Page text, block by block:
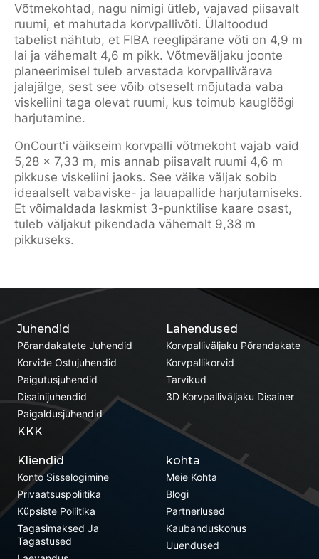
Võtmekohtad, nagu nimigi ütleb, vajavad piisavalt
ruumi, et mahutada korvpallivõti. Ülaltoodud
tabelist nähtub, et FIBA reeglipärane võti on 4,9 m
lai ja vähemalt 4,6 m pikk. Võtmeväljaku joonte
planeerimisel tuleb arvestada korvpallivärava
jalajälge, sest see võib otseselt mõjutada vaba
viskeliini taga olevat ruumi, kus toimub kauglöögi
harjutamine.
OnCourt'i väikseim korvpalli võtmekoht vajab vaid
5,28 x 7,33 m, mis annab piisavalt ruumi 4,6 m
pikkuse viskeliini jaoks. See väike väljak sobib
ideaalselt vabaviske- ja lauapallide harjutamiseks.
Et võimaldada laskmist 3-punktilise kaare osast,
tuleb väljakut pikendada vähemalt 9,38 m
pikkuseks.
Lahendused
Korvpalliväljaku Põrandakate
Korvpallikorvid
Tarvikud
3D Korvpalliväljaku Disainer
Juhendid
Põrandakatete Juhendid
Korvide Ostujuhendid
Paigutusjuhendid
Disainijuhendid
Paigaldusjuhendid
KKK
Kliendid
Konto Sisselogimine
Privaatsuspoliitika
Küpsiste Poliitika
Tagasimaksed Ja
Tagastused
kohta
Meie Kohta
Blogi
Partnerlused
Kaubanduskohus
Uuendused